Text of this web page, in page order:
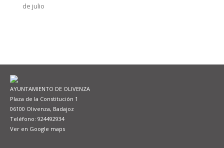
de julio
AYUNTAMIENTO DE OLIVENZA
Plaza de la Constitución 1
06100 Olivenza, Badajoz
Teléfono: 924492934
Ver en Google maps